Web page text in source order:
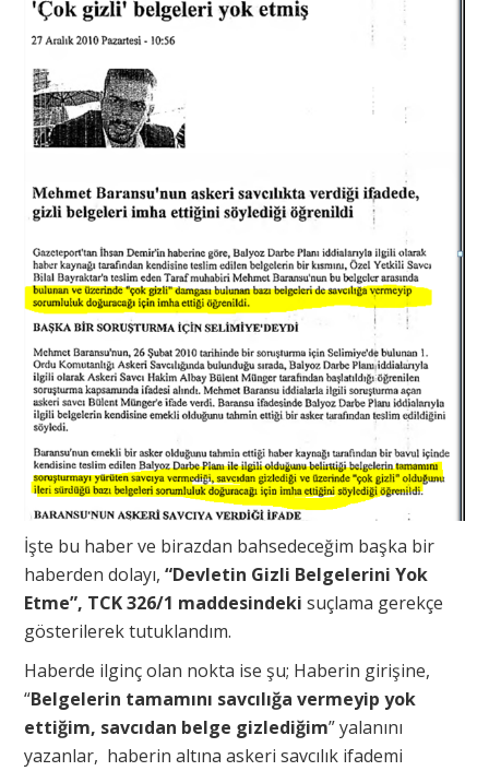
İşte bu haber ve birazdan bahsedeceğim başka bir
haberden dolayı, “Devletin Gizli Belgelerini Yok
Etme”, TCK 326/1 maddesindeki suçlama gerekçe
gösterilerek tutuklandım.
Haberde ilginç olan nokta ise şu; Haberin girişine,
“Belgelerin tamamını savcılığa vermeyip yok
ettiğim, savcıdan belge gizlediğim” yalanını
yazanlar, haberin altına askeri savcılık ifademi